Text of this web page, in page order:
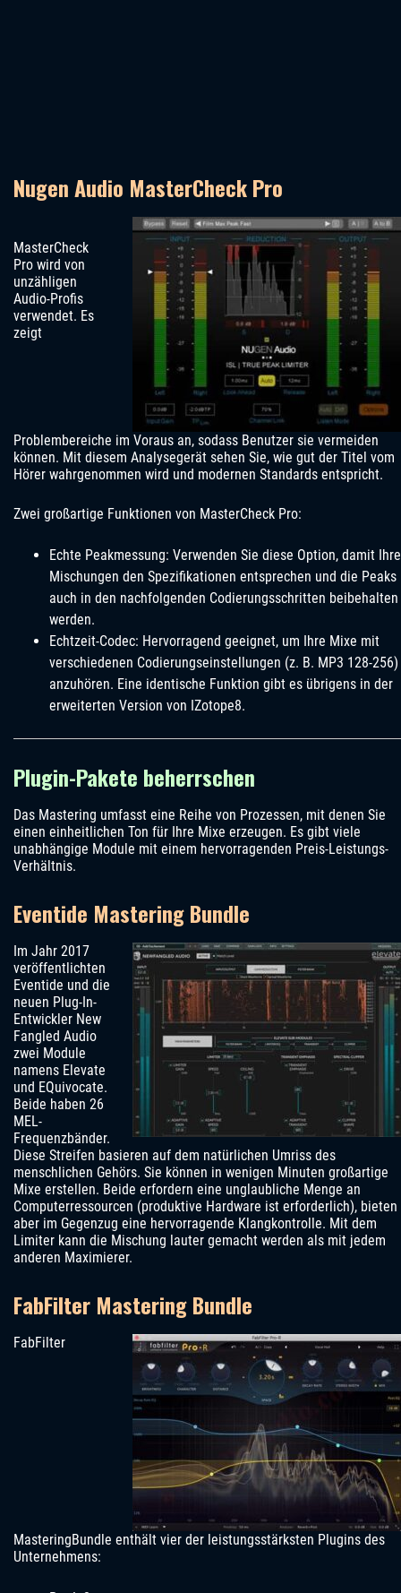
Nugen Audio MasterCheck Pro
MasterCheck
Pro wird von
unzähligen
Audio-Profis
verwendet. Es
zeigt
Problembereiche im Voraus an, sodass Benutzer sie vermeiden
können. Mit diesem Analysegerät sehen Sie, wie gut der Titel vom
Hörer wahrgenommen wird und modernen Standards entspricht.
Zwei großartige Funktionen von MasterCheck Pro:
Echte Peakmessung: Verwenden Sie diese Option, damit Ihre
Mischungen den Spezifikationen entsprechen und die Peaks
auch in den nachfolgenden Codierungsschritten beibehalten
werden.
Echtzeit-Codec: Hervorragend geeignet, um Ihre Mixe mit
verschiedenen Codierungseinstellungen (z. B. MP3 128-256)
anzuhören. Eine identische Funktion gibt es übrigens in der
erweiterten Version von IZotope8.
Plugin-Pakete beherrschen
Das Mastering umfasst eine Reihe von Prozessen, mit denen Sie
einen einheitlichen Ton für Ihre Mixe erzeugen. Es gibt viele
unabhängige Module mit einem hervorragenden Preis-Leistungs-
Verhältnis.
Eventide Mastering Bundle
Im Jahr 2017
veröffentlichten
Eventide und die
neuen Plug-In-
Entwickler New
Fangled Audio
zwei Module
namens Elevate
und EQuivocate.
Beide haben 26
MEL-
Frequenzbänder.
Diese Streifen basieren auf dem natürlichen Umriss des
menschlichen Gehörs. Sie können in wenigen Minuten großartige
Mixe erstellen. Beide erfordern eine unglaubliche Menge an
Computerressourcen (produktive Hardware ist erforderlich), bieten
aber im Gegenzug eine hervorragende Klangkontrolle. Mit dem
Limiter kann die Mischung lauter gemacht werden als mit jedem
anderen Maximierer.
FabFilter Mastering Bundle
FabFilter
MasteringBundle enthält vier der leistungsstärksten Plugins des
Unternehmens: